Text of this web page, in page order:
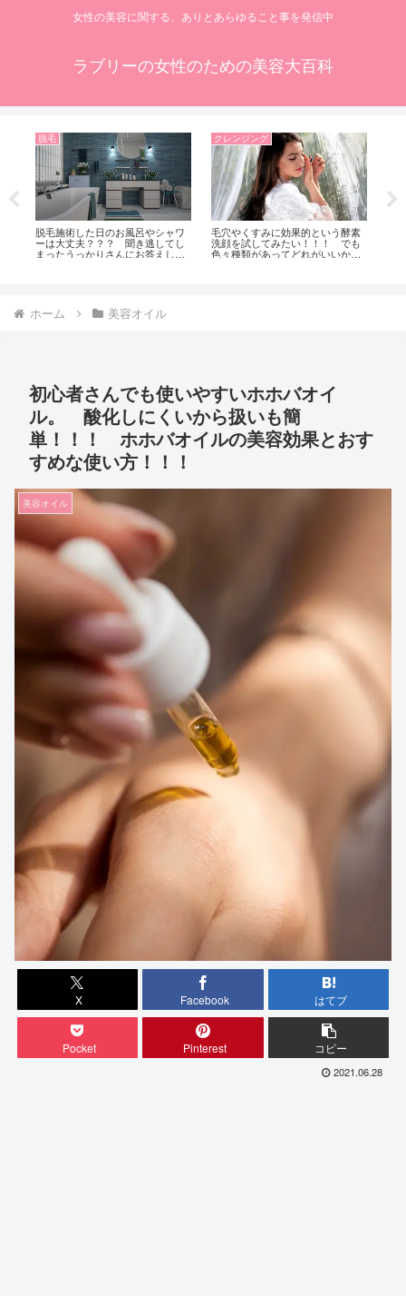
女性の美容に関する、ありとあらゆること事を発信中
ラブリーの女性のための美容大百科
脱毛
脱毛施術した日のお風呂やシャワ
ーは大丈夫？？？ 聞き逃してし
まったうっかりさんにお答えしま
クレンジング
毛穴やくすみに効果的という酵素
洗顔を試してみたい！！！ でも
色々種類があってどれがいいかわ
ホーム 美容オイル
初心者さんでも使いやすいホホバオイ
ル。 酸化しにくいから扱いも簡
単！！！ ホホバオイルの美容効果とおす
すめな使い方！！！
美容オイル
X Facebook はてブ
Pocket Pinterest コピー
2021.06.28